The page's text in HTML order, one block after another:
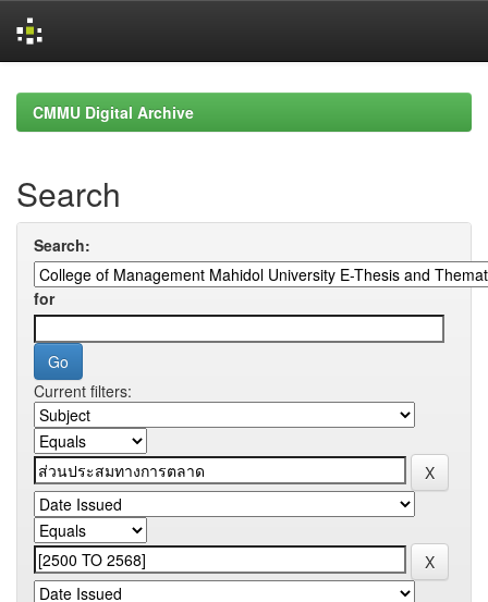
navigationCMMU Digital Archive
Search
Search:
for
Current filters: